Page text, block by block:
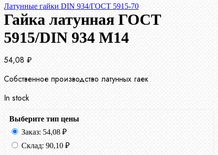
Латунные гайки DIN 934/ГОСТ 5915-70
Гайка латунная ГОСТ
5915/DIN 934 М14
54,08 ₽
Собственное производство латунных гаек
In stock
Выберите тип цены
Заказ: 54,08 ₽
Склад: 90,10 ₽